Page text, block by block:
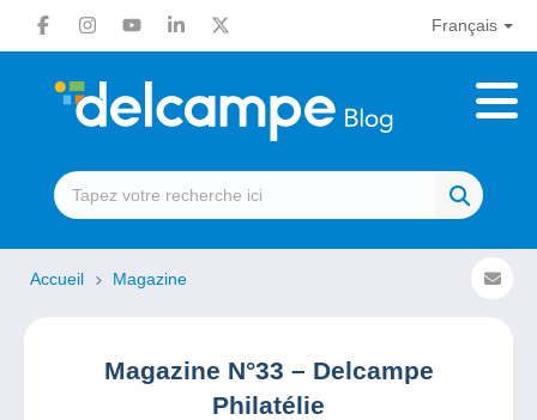
Français
Accueil Magazine
Magazine N°33 – Delcampe
Philatélie